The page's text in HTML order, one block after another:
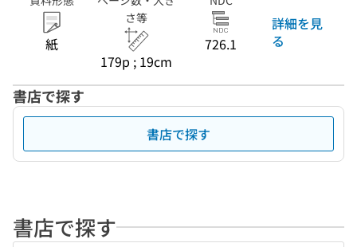
紙
さ等
179p ; 19cm
726.1
詳細を見
る
書店で探す
書店で探す
書店で探す